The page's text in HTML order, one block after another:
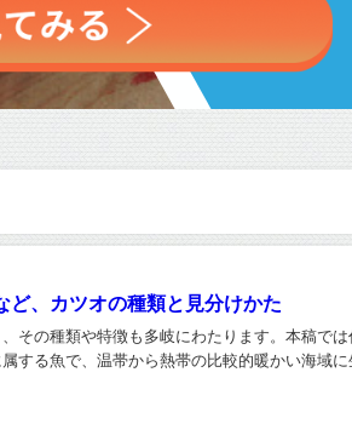
ど、カツオの種類と見分けかた
その種類や特徴も多岐にわたります。本稿で
る魚で、温帯から熱帯の比較的暖かい海域